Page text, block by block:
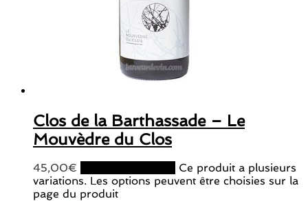
Clos de la Barthassade – Le
Mouvèdre du Clos
45,00€
Ce produit a plusieurs
variations. Les options peuvent être choisies sur la
page du produit